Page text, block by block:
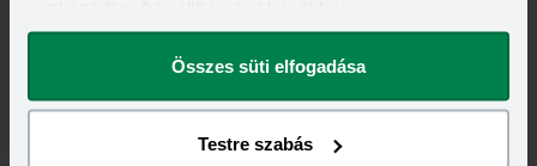
megváltoztathatod.
Összes süti elfogadása
Testre szabás
diákhitellel kapcsolatban is, marad a kamatstop.